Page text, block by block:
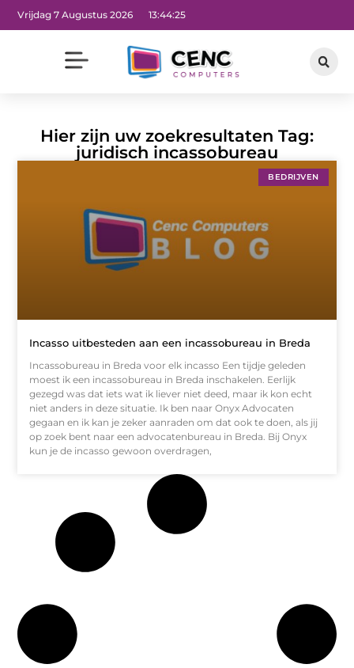
Vrijdag 7 Augustus 2026 13:44:26
Hier zijn uw zoekresultaten Tag:
juridisch incassobureau
BEDRIJVEN
Incasso uitbesteden aan een incassobureau in Breda
Incassobureau in Breda voor elk incasso Een tijdje geleden
moest ik een incassobureau in Breda inschakelen. Eerlijk
gezegd was dat iets wat ik liever niet deed, maar ik kon echt
niet anders in deze situatie. Ik ben naar Onyx Advocaten
gegaan en ik kan je zeker aanraden om dat ook te doen, als jij
op zoek bent naar een advocatenbureau in Breda. Bij Onyx
kun je de incasso gewoon overdragen,